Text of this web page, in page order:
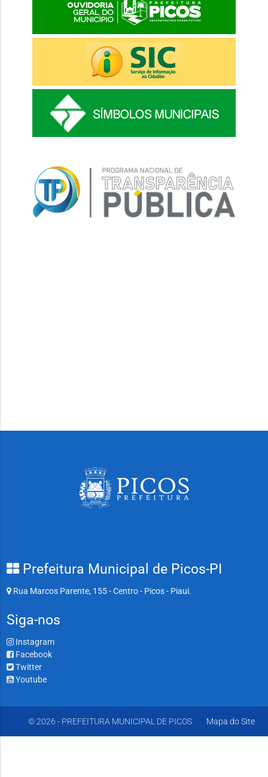
Prefeitura Municipal de Picos-PI
Rua Marcos Parente, 155 - Centro - Picos - Piaui.
Siga-nos
Instagram
Facebook
Twitter
Youtube
© 2026 - PREFEITURA MUNICIPAL DE PICOS Mapa do Site